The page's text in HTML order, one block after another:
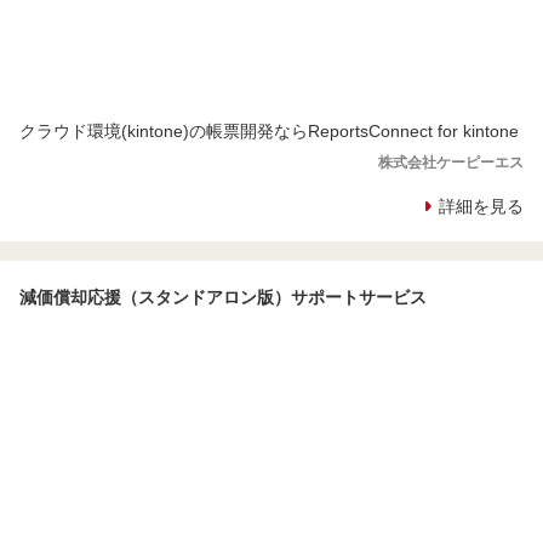
クラウド環境(kintone)の帳票開発ならReportsConnect for kintone
株式会社ケーピーエス
詳細を見る
減価償却応援（スタンドアロン版）サポートサービス